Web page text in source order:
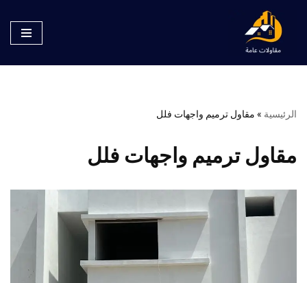
تخطى
الرئيسية » مقاول ترميم واجهات فلل
مقاول ترميم واجهات فلل